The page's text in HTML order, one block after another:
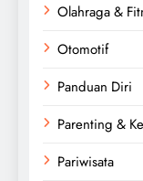
Olahraga &
Otomotif
Panduan Diri
Parenting &
Pariwisata